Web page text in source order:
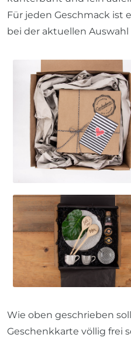
Für jeden Geschmack ist
bei der aktuellen
Wie oben geschrieben
Geschenkkarte völlig frei